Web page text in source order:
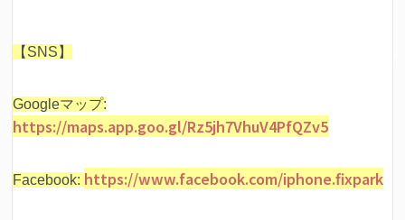
【SNS】
Googleマップ:
https://maps.app.goo.gl/Rz5jh7VhuV4PfQZv5
Facebook: https://www.facebook.com/iphone.fixpark